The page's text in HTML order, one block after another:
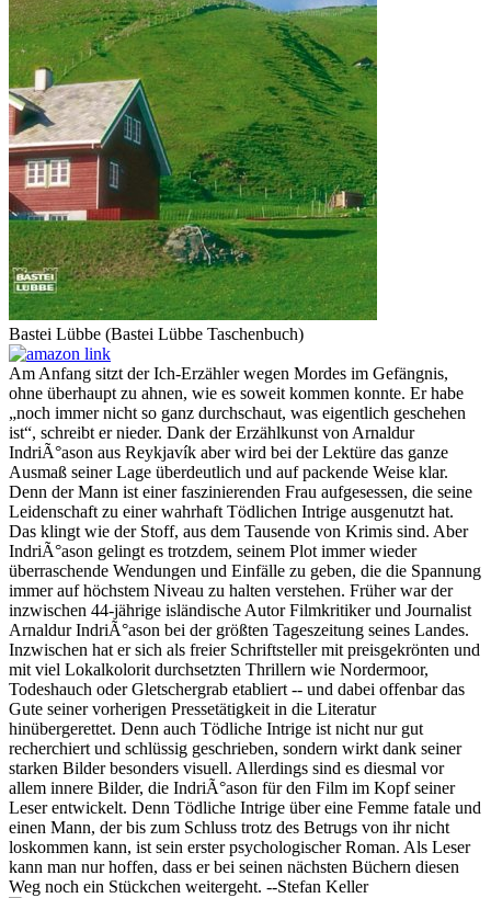
Bastei Lübbe (Bastei Lübbe Taschenbuch)
Am Anfang sitzt der Ich-Erzähler wegen Mordes im Gefängnis,
ohne überhaupt zu ahnen, wie es soweit kommen konnte. Er habe
„noch immer nicht so ganz durchschaut, was eigentlich geschehen
ist“, schreibt er nieder. Dank der Erzählkunst von Arnaldur
IndriÃ°ason aus Reykjavík aber wird bei der Lektüre das ganze
Ausmaß seiner Lage überdeutlich und auf packende Weise klar.
Denn der Mann ist einer faszinierenden Frau aufgesessen, die seine
Leidenschaft zu einer wahrhaft Tödlichen Intrige ausgenutzt hat.
Das klingt wie der Stoff, aus dem Tausende von Krimis sind. Aber
IndriÃ°ason gelingt es trotzdem, seinem Plot immer wieder
überraschende Wendungen und Einfälle zu geben, die die Spannung
immer auf höchstem Niveau zu halten verstehen. Früher war der
inzwischen 44-jährige isländische Autor Filmkritiker und Journalist
Arnaldur IndriÃ°ason bei der größten Tageszeitung seines Landes.
Inzwischen hat er sich als freier Schriftsteller mit preisgekrönten und
mit viel Lokalkolorit durchsetzten Thrillern wie Nordermoor,
Todeshauch oder Gletschergrab etabliert -- und dabei offenbar das
Gute seiner vorherigen Pressetätigkeit in die Literatur
hinübergerettet. Denn auch Tödliche Intrige ist nicht nur gut
recherchiert und schlüssig geschrieben, sondern wirkt dank seiner
starken Bilder besonders visuell. Allerdings sind es diesmal vor
allem innere Bilder, die IndriÃ°ason für den Film im Kopf seiner
Leser entwickelt. Denn Tödliche Intrige über eine Femme fatale und
einen Mann, der bis zum Schluss trotz des Betrugs von ihr nicht
loskommen kann, ist sein erster psychologischer Roman. Als Leser
kann man nur hoffen, dass er bei seinen nächsten Büchern diesen
Weg noch ein Stückchen weitergeht. --Stefan Keller